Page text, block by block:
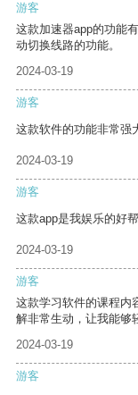
游客
这款加速器app的功能
动切换线路的功能。
2024-03-19
游客
这款软件的功能非常强
2024-03-19
游客
这款app是我娱乐的好
2024-03-19
游客
这款学习软件的课程内
解非常生动，让我能够
2024-03-19
游客